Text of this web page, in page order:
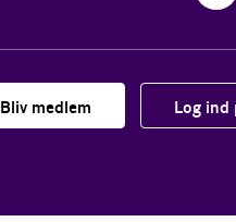
Bliv medlem Log ind